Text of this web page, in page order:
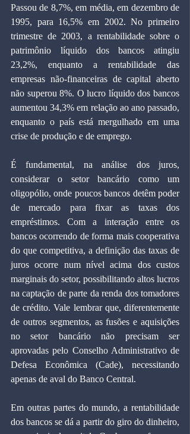
Passou de 8,7%, em média, em dezembro de
1995, para 16,5% em 2002. No primeiro
trimestre de 2003, a rentabilidade sobre o
patrimônio líquido dos bancos atingiu
23,2%, enquanto a rentabilidade das
empresas não-financeiras de capital aberto
não superou 8%. O lucro líquido dos bancos
aumentou 34,3% em relação ao ano passado,
enquanto o país está mergulhado em uma
crise de produção e de emprego.
É fundamental, na análise dos juros,
considerar o setor bancário como um
oligopólio, onde poucos bancos detêm poder
de mercado para fixar as taxas dos
empréstimos. Com a interação entre os
bancos ocorrendo de forma mais cooperativa
do que competitiva, a definição das taxas de
juros ocorre num nível acima dos custos
marginais do setor, possibilitando altos lucros
na captação de parte da renda dos tomadores
de crédito. Vale lembrar que, diferentemente
de outros segmentos, as fusões e aquisições
no setor bancário não precisam ser
aprovadas pelo Conselho Administrativo de
Defesa Econômica (Cade), necessitando
apenas de aval do Banco Central.
Em outras partes do mundo, a rentabilidade
dos bancos se dá a partir do giro do dinheiro,